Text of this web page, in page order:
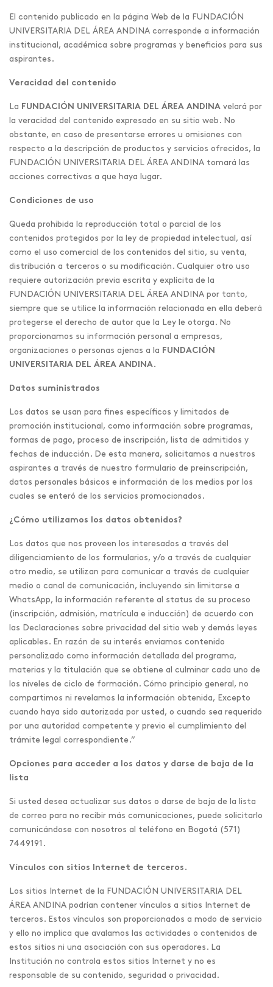
El contenido publicado en la página Web de la FUNDACIÓN
UNIVERSITARIA DEL ÁREA ANDINA corresponde a información
institucional, académica sobre programas y beneficios para sus
aspirantes.
Veracidad del contenido
La FUNDACIÓN UNIVERSITARIA DEL ÁREA ANDINA velará por
la veracidad del contenido expresado en su sitio web. No
obstante, en caso de presentarse errores u omisiones con
respecto a la descripción de productos y servicios ofrecidos, la
FUNDACIÓN UNIVERSITARIA DEL ÁREA ANDINA tomará las
acciones correctivas a que haya lugar.
Condiciones de uso
Queda prohibida la reproducción total o parcial de los
contenidos protegidos por la ley de propiedad intelectual, así
como el uso comercial de los contenidos del sitio, su venta,
distribución a terceros o su modificación. Cualquier otro uso
requiere autorización previa escrita y explícita de la
FUNDACIÓN UNIVERSITARIA DEL ÁREA ANDINA por tanto,
siempre que se utilice la información relacionada en ella deberá
protegerse el derecho de autor que la Ley le otorga. No
proporcionamos su información personal a empresas,
organizaciones o personas ajenas a la FUNDACIÓN
UNIVERSITARIA DEL ÁREA ANDINA.
Datos suministrados
Los datos se usan para fines específicos y limitados de
promoción institucional, como información sobre programas,
formas de pago, proceso de inscripción, lista de admitidos y
fechas de inducción. De esta manera, solicitamos a nuestros
aspirantes a través de nuestro formulario de preinscripción,
datos personales básicos e información de los medios por los
cuales se enteró de los servicios promocionados.
¿Cómo utilizamos los datos obtenidos?
Los datos que nos proveen los interesados a través del
diligenciamiento de los formularios, y/o a través de cualquier
otro medio, se utilizan para comunicar a través de cualquier
medio o canal de comunicación, incluyendo sin limitarse a
WhatsApp, la información referente al status de su proceso
(inscripción, admisión, matrícula e inducción) de acuerdo con
las Declaraciones sobre privacidad del sitio web y demás leyes
aplicables. En razón de su interés enviamos contenido
personalizado como información detallada del programa,
materias y la titulación que se obtiene al culminar cada uno de
los niveles de ciclo de formación. Cómo principio general, no
compartimos ni revelamos la información obtenida, Excepto
cuando haya sido autorizada por usted, o cuando sea requerido
por una autoridad competente y previo el cumplimiento del
trámite legal correspondiente.”
Opciones para acceder a los datos y darse de baja de la
lista
Si usted desea actualizar sus datos o darse de baja de la lista
de correo para no recibir más comunicaciones, puede solicitarlo
comunicándose con nosotros al teléfono en Bogotá (571)
7449191.
Vínculos con sitios Internet de terceros.
Los sitios Internet de la FUNDACIÓN UNIVERSITARIA DEL
ÁREA ANDINA podrían contener vínculos a sitios Internet de
terceros. Estos vínculos son proporcionados a modo de servicio
y ello no implica que avalamos las actividades o contenidos de
estos sitios ni una asociación con sus operadores. La
Institución no controla estos sitios Internet y no es
responsable de su contenido, seguridad o privacidad.